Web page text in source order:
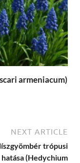
armeniacum)
NEXT ARTICLE
trópusi
hatása (Hedychium